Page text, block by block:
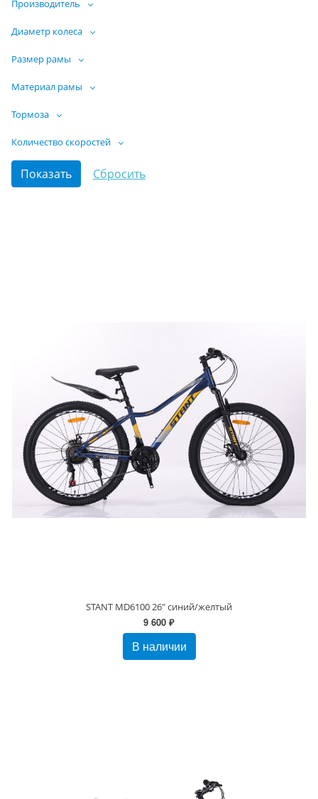
Производитель
Диаметр колеса
Размер рамы
Материал рамы
Тормоза
Количество скоростей
STANT MD6100 26" синий/желтый
9 600 ₽
В наличии